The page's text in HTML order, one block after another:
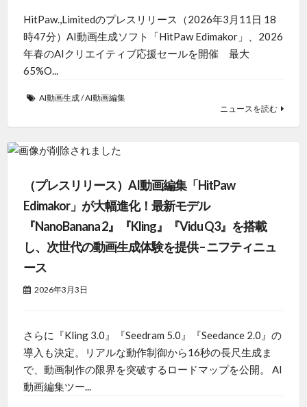
HitPaw.,Limitedのプレスリリース（2026年3月11日 18
時47分）AI動画生成ソフト「HitPaw Edimakor」、2026
年春のAIクリエイティブ応援セールを開催 最大
65%O...
AI動画生成/AI動画編集
ニュースを読む
（プレスリリース）AI動画編集「HitPaw
Edimakor」が大幅進化！最新モデル
『NanoBanana 2』『Kling』『Vidu Q3』を搭載
し、次世代の動画生成体験を提供 – ニフティニュ
ース
2026年3月3日
さらに『Kling 3.0』『Seedram 5.0』『Seedance 2.0』の
導入も決定。リアルな動作制御から16秒の長尺生成ま
で、動画制作の限界を突破するロードマップを公開。 AI
動画編集ツー...